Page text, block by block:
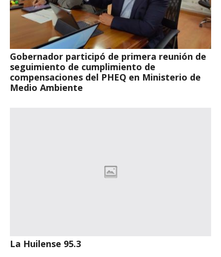
Gobernador participó de primera reunión de
seguimiento de cumplimiento de
compensaciones del PHEQ en Ministerio de
Medio Ambiente
La Huilense 95.3